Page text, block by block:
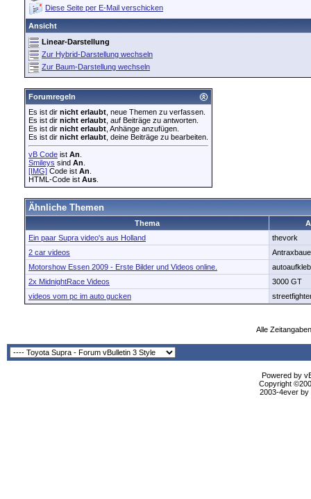
Diese Seite per E-Mail verschicken
Ansicht
Linear-Darstellung
Zur Hybrid-Darstellung wechseln
Zur Baum-Darstellung wechseln
Forumregeln
Es ist dir nicht erlaubt , neue Themen zu verfassen.
Es ist dir nicht erlaubt , auf Beiträge zu antworten.
Es ist dir nicht erlaubt , Anhänge anzufügen.
Es ist dir nicht erlaubt , deine Beiträge zu bearbeiten.
vB Code ist An
Smileys sind An
[IMG] Code ist An
HTML-Code ist Aus
Ähnliche Themen
Thema
Ein paar Supra video's aus Holland
thevork
2 car videos
Motorshow Essen 2009 - Erste Bilder und Videos online.
2x MidnightRace Videos
3000 GT
videos vom pc im auto gucken
Alle
Powered by
Copyright
2003-4ever by